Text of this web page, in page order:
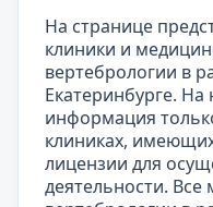
На странице
клиники и
вертебрологии в
Екатеринбурге.
информация
клиниках,
лицензии для
деятельности. Все